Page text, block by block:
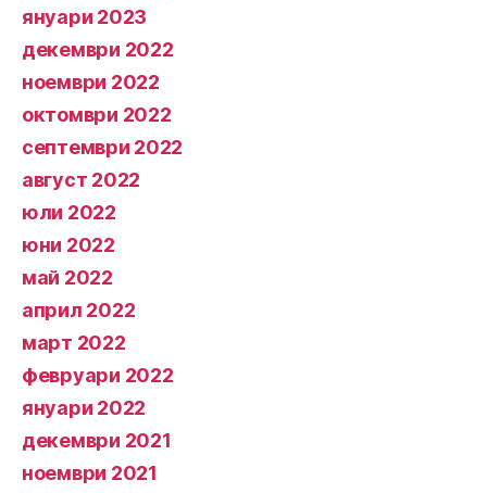
януари 2023
декември 2022
ноември 2022
октомври 2022
септември 2022
август 2022
юли 2022
юни 2022
май 2022
април 2022
март 2022
февруари 2022
януари 2022
декември 2021
ноември 2021